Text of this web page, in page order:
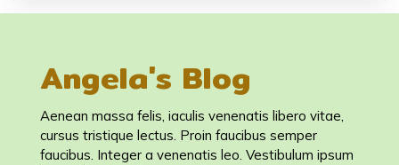
Angela's Blog
Aenean massa felis, iaculis venenatis libero vitae,
cursus tristique lectus. Proin faucibus semper
faucibus. Integer a venenatis leo. Vestibulum ipsum